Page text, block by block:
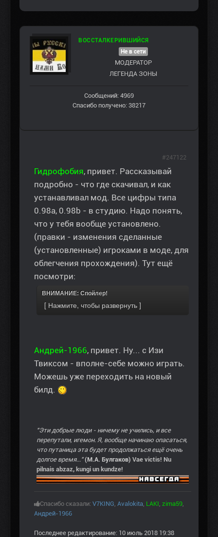
ВОССТАЛКЕРИВШИЙСЯ
Не в сети
МОДЕРАТОР
ЛЕГЕНДА ЗОНЫ
Сообщений: 4969
Спасибо получено: 38217
Гидрофобия, привет. Рассказывай
подробно - что где скачивал, и как
устанавливал мод. Все цифры типа
0.98a, 0.98b - в студию. Надо понять,
что у тебя вообще установлено.
(правки - изменения сделанные
(установленные) игроками в моде, для
облегчения прохождения). Тут ещё
посмотри:
ВНИМАНИЕ: Спойлер!
Андрей-1966, привет. Ну... с Изи
Твиксом - вполне-себе можно играть.
Можешь уже переходить на новый
билд.
"Эти добрые люди - ничему не учились, и все
перепутали, игемон. Я, вообще начинаю опасаться,
что путаница эта будет продолжаться ещё очень
долгое время..." (М.А. Булгаков) Vae victis! Nu
pilnais abzaz, kungi un kundze!
Спасибо сказали: V7KING Avalokita LAKI zima59
Андрей-1966
Последнее редактирование: 10 июль 2018 19:38
#247122